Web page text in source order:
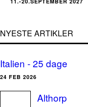
NYESTE ARTIKLER
Italien - 25 dage
24 FEB 2026
Althorp